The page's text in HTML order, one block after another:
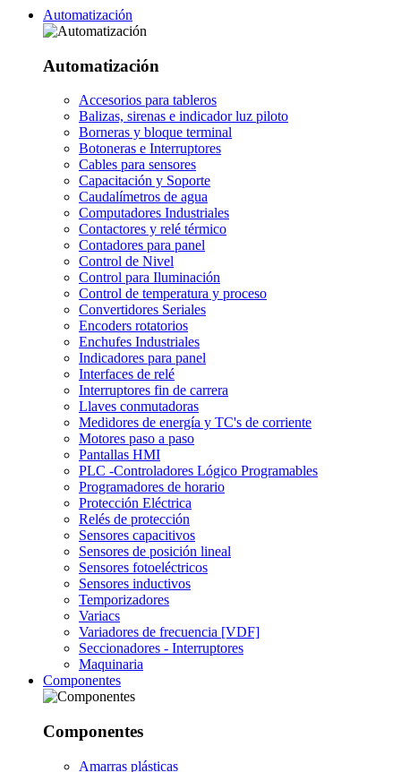
Automatización
Automatización
Accesorios para tableros
Balizas, sirenas e indicador luz piloto
Borneras y bloque terminal
Botoneras e Interruptores
Cables para sensores
Capacitación y Soporte
Caudalímetros de agua
Computadores Industriales
Contactores y relé térmico
Contadores para panel
Control de Nivel
Control para Iluminación
Control de temperatura y proceso
Convertidores Seriales
Encoders rotatorios
Enchufes Industriales
Indicadores para panel
Interfaces de relé
Interruptores fin de carrera
Llaves conmutadoras
Medidores de energía y TC's de corriente
Motores paso a paso
Pantallas HMI
PLC -Controladores Lógico Programables
Programadores de horario
Protección Eléctrica
Relés de protección
Sensores capacitivos
Sensores de posición lineal
Sensores fotoeléctricos
Sensores inductivos
Temporizadores
Variacs
Variadores de frecuencia [VDF]
Seccionadores - Interruptores
Maquinaria
Componentes
Componentes
Amarras plásticas